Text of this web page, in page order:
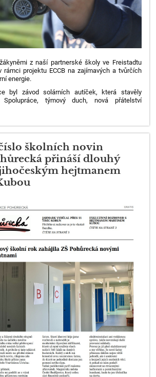
z naší partnerské školy ve Freistadtu
rámci projektu ECCB na zajímavých a tvůrčích
energie.
byl závod solárních autíček, která stavěly
Spolupráce, týmový duch, nová přátelství
školních novin
přináší dlouhý
hejtmanem